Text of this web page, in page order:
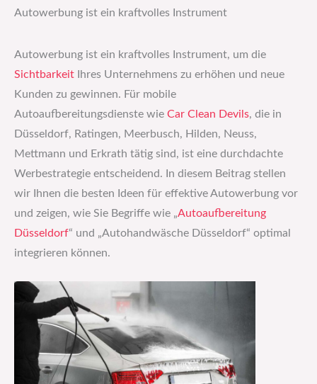
Autowerbung ist ein kraftvolles Instrument
Autowerbung ist ein kraftvolles Instrument, um die
Sichtbarkeit
Ihres Unternehmens zu erhöhen und neue
Kunden zu gewinnen. Für mobile
Autoaufbereitungsdienste wie Car Clean Devils, die in
Düsseldorf, Ratingen, Meerbusch, Hilden, Neuss,
Mettmann und Erkrath tätig sind, ist eine durchdachte
Werbestrategie entscheidend. In diesem Beitrag stellen
wir Ihnen die besten Ideen für effektive Autowerbung vor
und zeigen, wie Sie Begriffe wie „Autoaufbereitung
Düsseldorf“ und „Autohandwäsche Düsseldorf“ optimal
integrieren können.